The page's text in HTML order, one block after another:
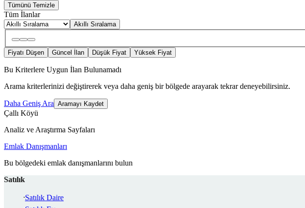
Tümünü Temizle
Tüm İlanlar
Akıllı Sıralama
Fiyatı Düşen Güncel İlan Düşük Fiyat Yüksek Fiyat
Bu Kriterlere Uygun İlan Bulunamadı
Arama kriterlerinizi değiştirerek veya daha geniş bir bölgede arayarak tekrar deneyebilirsiniz.
Daha Geniş Ara Aramayı Kaydet
Çallı Köyü
Analiz ve Araştırma Sayfaları
Emlak Danışmanları
Bu bölgedeki emlak danışmanlarını bulun
Satılık
Satılık Daire